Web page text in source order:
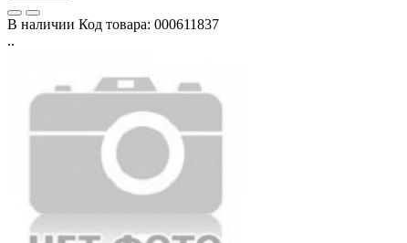
В наличии Код товара: 000611837
..